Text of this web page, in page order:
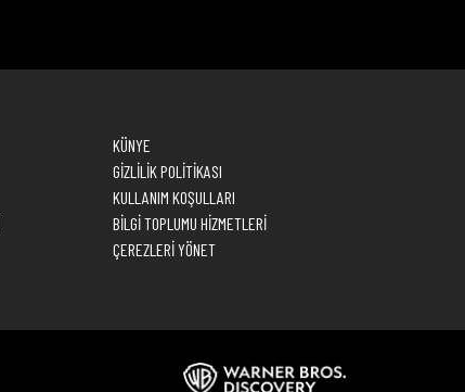
KÜNYE
GİZLİLİK POLİTİKASI
KULLANIM KOŞULLARI
BİLGİ TOPLUMU HİZMETLERİ
ÇEREZLERİ YÖNET